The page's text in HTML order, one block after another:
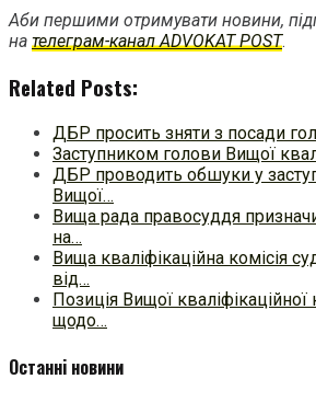
Аби першими отримувати новини,
на телеграм-канал ADVOKAT POST.
Related Posts:
ДБР просить зняти з посади
Заступником голови Вищої
ДБР проводить обшуки у
Вищої…
Вища рада правосуддя
на…
Вища кваліфікаційна комісія
від…
Позиція Вищої кваліфікаційної
щодо…
Останні новини